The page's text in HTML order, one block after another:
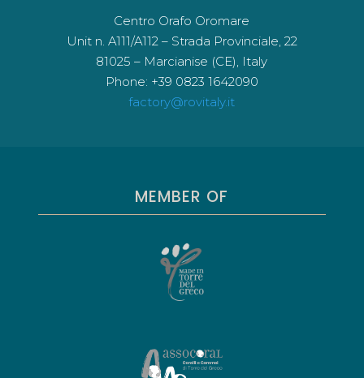
Centro Orafo Oromare
Unit n. A111/A112 – Strada Provinciale, 22
81025 – Marcianise (CE), Italy
Phone: +39 0823 1642090
factory@rovitaly.it
MEMBER OF